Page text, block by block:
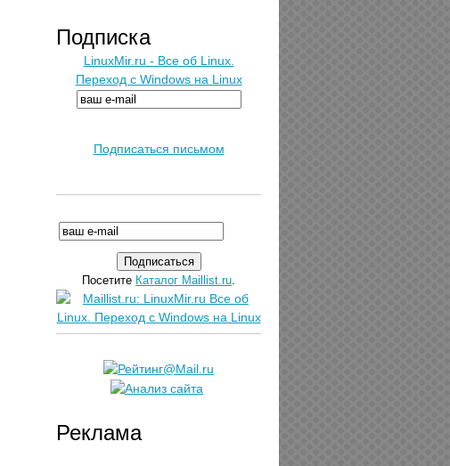
Подписка
LinuxMir.ru - Все об Linux.
Переход с Windows на Linux
Подписаться письмом
Посетите Каталог Maillist.ru.
Реклама